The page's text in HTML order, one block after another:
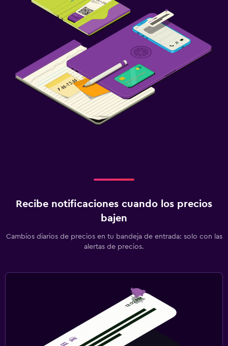
Recibe notificaciones cuando los precios
bajen
Cambios diarios de precios en tu bandeja de entrada: solo con las
alertas de precios.